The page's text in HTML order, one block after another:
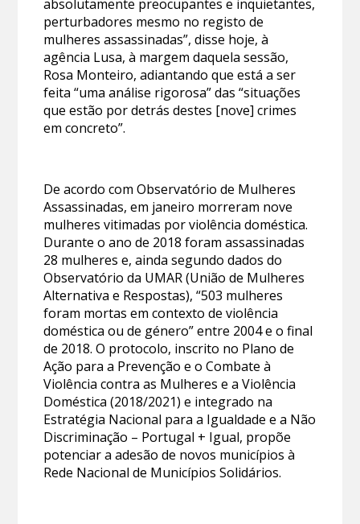
absolutamente preocupantes e inquietantes,
perturbadores mesmo no registo de
mulheres assassinadas”, disse hoje, à
agência Lusa, à margem daquela sessão,
Rosa Monteiro, adiantando que está a ser
feita “uma análise rigorosa” das “situações
que estão por detrás destes [nove] crimes
em concreto”.
De acordo com Observatório de Mulheres
Assassinadas, em janeiro morreram nove
mulheres vitimadas por violência doméstica.
Durante o ano de 2018 foram assassinadas
28 mulheres e, ainda segundo dados do
Observatório da UMAR (União de Mulheres
Alternativa e Respostas), “503 mulheres
foram mortas em contexto de violência
doméstica ou de género” entre 2004 e o final
de 2018. O protocolo, inscrito no Plano de
Ação para a Prevenção e o Combate à
Violência contra as Mulheres e a Violência
Doméstica (2018/2021) e integrado na
Estratégia Nacional para a Igualdade e a Não
Discriminação – Portugal + Igual, propõe
potenciar a adesão de novos municípios à
Rede Nacional de Municípios Solidários.